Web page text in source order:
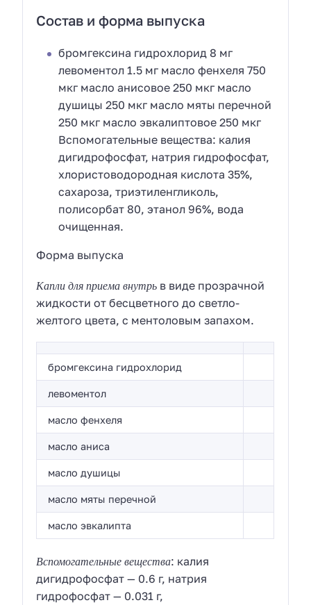
Состав и форма выпуска
бромгексина гидрохлорид 8 мг
левоментол 1.5 мг масло фенхеля 750
мкг масло анисовое 250 мкг масло
душицы 250 мкг масло мяты перечной
250 мкг масло эвкалиптовое 250 мкг
Вспомогательные вещества: калия
дигидрофосфат, натрия гидрофосфат,
хлористоводородная кислота 35%,
сахароза, триэтиленгликоль,
полисорбат 80, этанол 96%, вода
очищенная.
Форма выпуска
Капли для приема внутрь в виде прозрачной
жидкости от бесцветного до светло-
желтого цвета, с ментоловым запахом.
бромгексина гидрохлорид
левоментол
масло фенхеля
масло аниса
масло душицы
масло мяты перечной
масло эвкалипта
Вспомогательные вещества: калия
дигидрофосфат — 0.6 г, натрия
гидрофосфат — 0.031 г,